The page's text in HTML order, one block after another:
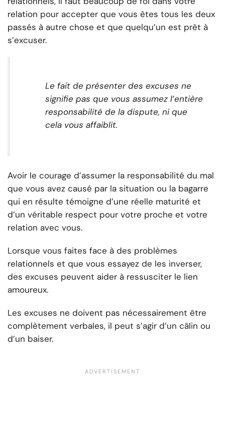
relation pour accepter que vous êtes tous les deux
passés à autre chose et que quelqu’un est prêt à
s’excuser.
Le fait de présenter des excuses ne
signifie pas que vous assumez l’entière
responsabilité de la dispute, ni que
cela vous affaiblit.
Avoir le courage d’assumer la responsabilité du mal
que vous avez causé par la situation ou la bagarre
qui en résulte témoigne d’une réelle maturité et
d’un véritable respect pour votre proche et votre
relation avec vous.
Lorsque vous faites face à des problèmes
relationnels et que vous essayez de les inverser,
des excuses peuvent aider à ressusciter le lien
amoureux.
Les excuses ne doivent pas nécessairement être
complètement verbales, il peut s’agir d’un câlin ou
d’un baiser.